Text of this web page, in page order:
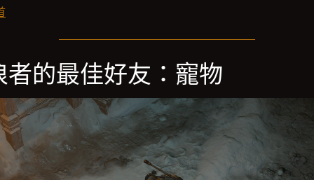
者的最佳好友：寵物